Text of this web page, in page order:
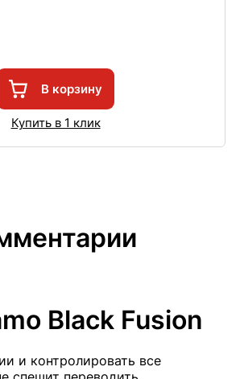
В корзину
Купить в 1 клик
Black Fusion
и контролировать все